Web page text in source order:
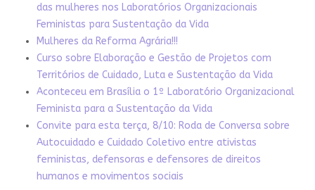
das mulheres nos Laboratórios Organizacionais
Feministas para Sustentação da Vida
Mulheres da Reforma Agrária!!!
Curso sobre Elaboração e Gestão de Projetos com
Territórios de Cuidado, Luta e Sustentação da Vida
Aconteceu em Brasília o 1º Laboratório Organizacional
Feminista para a Sustentação da Vida
Convite para esta terça, 8/10: Roda de Conversa sobre
Autocuidado e Cuidado Coletivo entre ativistas
feministas, defensoras e defensores de direitos
humanos e movimentos sociais